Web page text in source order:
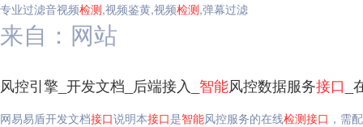
专业过滤音视频检测,视频鉴黄,视频检测,弹幕过滤
来自：网站
风控引擎_开发文档_后端接入_ 智能风控数据服务接口
网易易盾开发文档接口说明本接口是智能风控服务的在线检测接口 ，需